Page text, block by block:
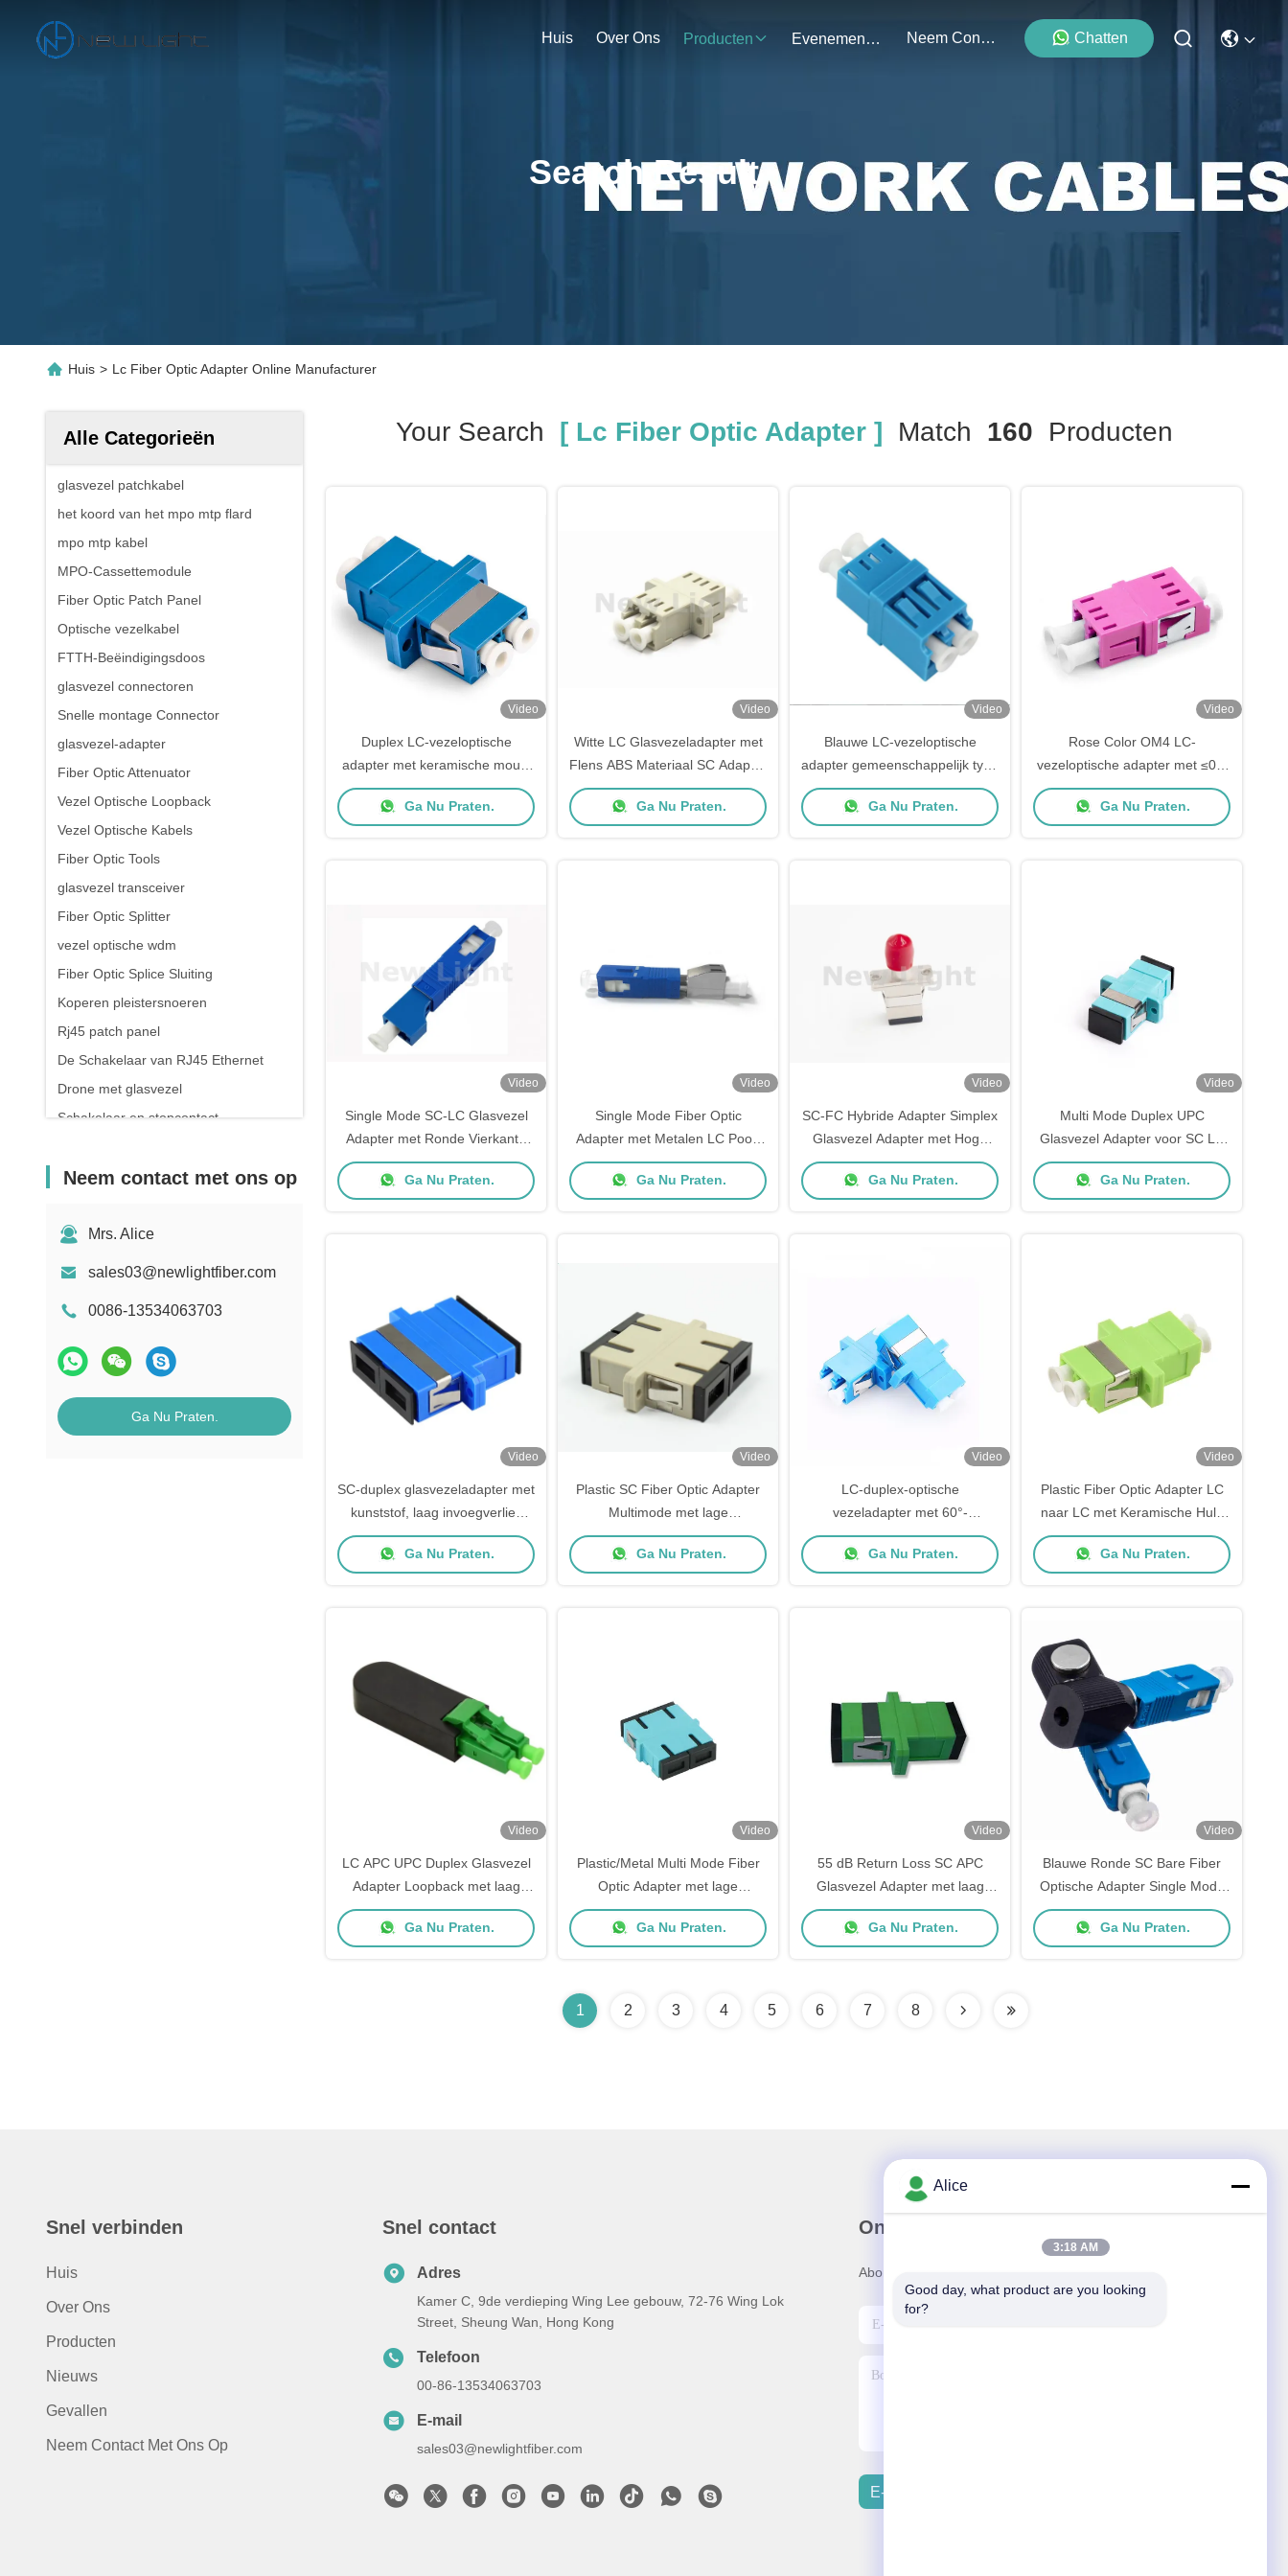
Huis Over Ons Producten Evenementen Neem Contact Met Ons Op Chatten
Search Result
Huis > Lc Fiber Optic Adapter Online Manufacturer
Alle Categorieën
glasvezel patchkabel
het koord van het mpo mtp flard
mpo mtp kabel
MPO-Cassettemodule
Fiber Optic Patch Panel
Optische vezelkabel
FTTH-Beëindigingsdoos
glasvezel connectoren
Snelle montage Connector
glasvezel-adapter
Fiber Optic Attenuator
Vezel Optische Loopback
Vezel Optische Kabels
Fiber Optic Tools
glasvezel transceiver
Fiber Optic Splitter
vezel optische wdm
Fiber Optic Splice Sluiting
Koperen pleistersnoeren
Rj45 patch panel
De Schakelaar van RJ45 Ethernet
Drone met glasvezel
Schakelaar en stopcontact
Neem contact met ons op
Mrs. Alice
sales03@newlightfiber.com
0086-13534063703
Ga Nu Praten.
Your Search [ Lc Fiber Optic Adapter ] Match 160 Producten
Video
Duplex LC-vezeloptische
adapter met keramische mouw
en M2*6MM schroef voor een
laag invoegverlies
Ga Nu Praten.
Video
Witte LC Glasvezeladapter met
Flens ABS Materiaal SC Adapter
voor Precisieverbindingen
Ga Nu Praten.
Video
Blauwe LC-vezeloptische
adapter gemeenschappelijk type
enkelmodus-duplex met
kunststofmateriaal en laag
Ga Nu Praten.
Video
Rose Color OM4 LC-
vezeloptische adapter met ≤0,3
dB invoegverlies voor duplex-
patchcords
Ga Nu Praten.
Video
Single Mode SC-LC Glasvezel
Adapter met Ronde Vierkante
Flens en Lage Invoegverlies
Ga Nu Praten.
Video
Single Mode Fiber Optic
Adapter met Metalen LC Poort
SC/PC Male naar LC/PC
Female voor FTTH Netwerken
Ga Nu Praten.
Video
SC-FC Hybride Adapter Simplex
Glasvezel Adapter met Hoge
Return Loss en Lage Polarisatie
Gerelateerde Verlies voor Lange
Ga Nu Praten.
Video
Multi Mode Duplex UPC
Glasvezel Adapter voor SC LC
ST Connectoren in Glasvezel
Springkabel
Ga Nu Praten.
Video
SC-duplex glasvezeladapter met
kunststof, laag invoegverlies
≤0,20 dB en hoge
duurzaamheid> 1000 plugtijden
Ga Nu Praten.
Video
Plastic SC Fiber Optic Adapter
Multimode met lage
invoegverlies ≤0.20dB voor
glasvezel patchkabel
Ga Nu Praten.
Video
LC-duplex-optische
vezeladapter met 60°-
incidentiehoek voor
enkelmodus-UPC-Poolse FTTH-
Ga Nu Praten.
Video
Plastic Fiber Optic Adapter LC
naar LC met Keramische Huls
Multimode OM5 Groene Kleur
Ga Nu Praten.
Video
LC APC UPC Duplex Glasvezel
Adapter Loopback met laag
Invoegverlies Hoogprecisie
Alignment en Nickel Plated
Ga Nu Praten.
Video
Plastic/Metal Multi Mode Fiber
Optic Adapter met lage
invoegverlies en hoge
retourverlies voor actieve
Ga Nu Praten.
Video
55 dB Return Loss SC APC
Glasvezel Adapter met laag
Invoegverlies (< 0,3 dB) voor
Single Mode Telecom Networks
Ga Nu Praten.
Video
Blauwe Ronde SC Bare Fiber
Optische Adapter Single Mode
UPC Polijsten voor FTTH FTTB
FTTX Netwerken
Ga Nu Praten.
1 2 3 4 5 6 7 8
Snel verbinden
Huis
Over Ons
Producten
Nieuws
Gevallen
Neem Contact Met Ons Op
Snel contact
Adres
Kamer C, 9de verdieping Wing Lee gebouw, 72-76 Wing Lok
Street, Sheung Wan, Hong Kong
Telefoon
00-86-13534063703
E-mail
sales03@newlightfiber.com
Onze Nieuwsbrief
Abonneer u op onze nieuwsbrief voor kortingen en meer.
E-Mail Verzenden
Alice
3:18 AM
Good day, what product are you looking
for?